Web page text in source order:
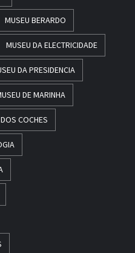
MUSEU BERARDO
MUSEU DA ELECTRICIDADE
DA PRESIDENCIA
DE MARINHA
COCHES